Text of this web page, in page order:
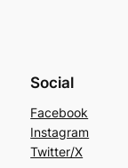
Social
Facebook
Instagram
Twitter/X